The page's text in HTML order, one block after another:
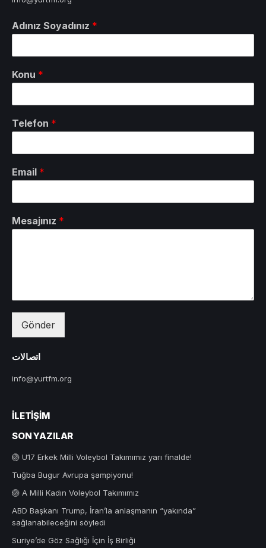
Adınız Soyadınız *
Konu *
Telefon *
Email *
Mesajınız *
Gönder
اتصالات
info@yurtfm.org
İLETIŞIM
SON YAZILAR
🏐 U17 Erkek Milli Voleybol Takımımız yarı finalde!
Tuğba Bugur Avrupa şampiyonu!
🏐 A Milli Kadın Voleybol Takımımız
ABD Başkanı Trump, İran’la anlaşmanın “yakında”
sağlanabileceğini söyledi
Suriye’de Göz Sağlığı İçin İş Birliği